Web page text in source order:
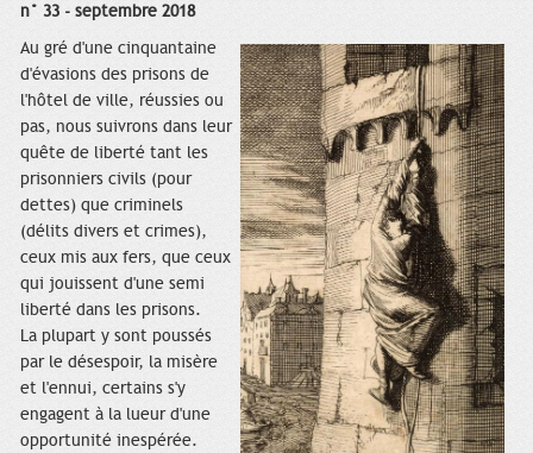
n° 33 - septembre 2018
Au gré d'une cinquantaine
d'évasions des prisons de
l'hôtel de ville, réussies ou
pas, nous suivrons dans leur
quête de liberté tant les
prisonniers civils (pour
dettes) que criminels
(délits divers et crimes),
ceux mis aux fers, que ceux
qui jouissent d'une semi
liberté dans les prisons.
La plupart y sont poussés
par le désespoir, la misère
et l'ennui, certains s'y
engagent à la lueur d'une
opportunité inespérée.